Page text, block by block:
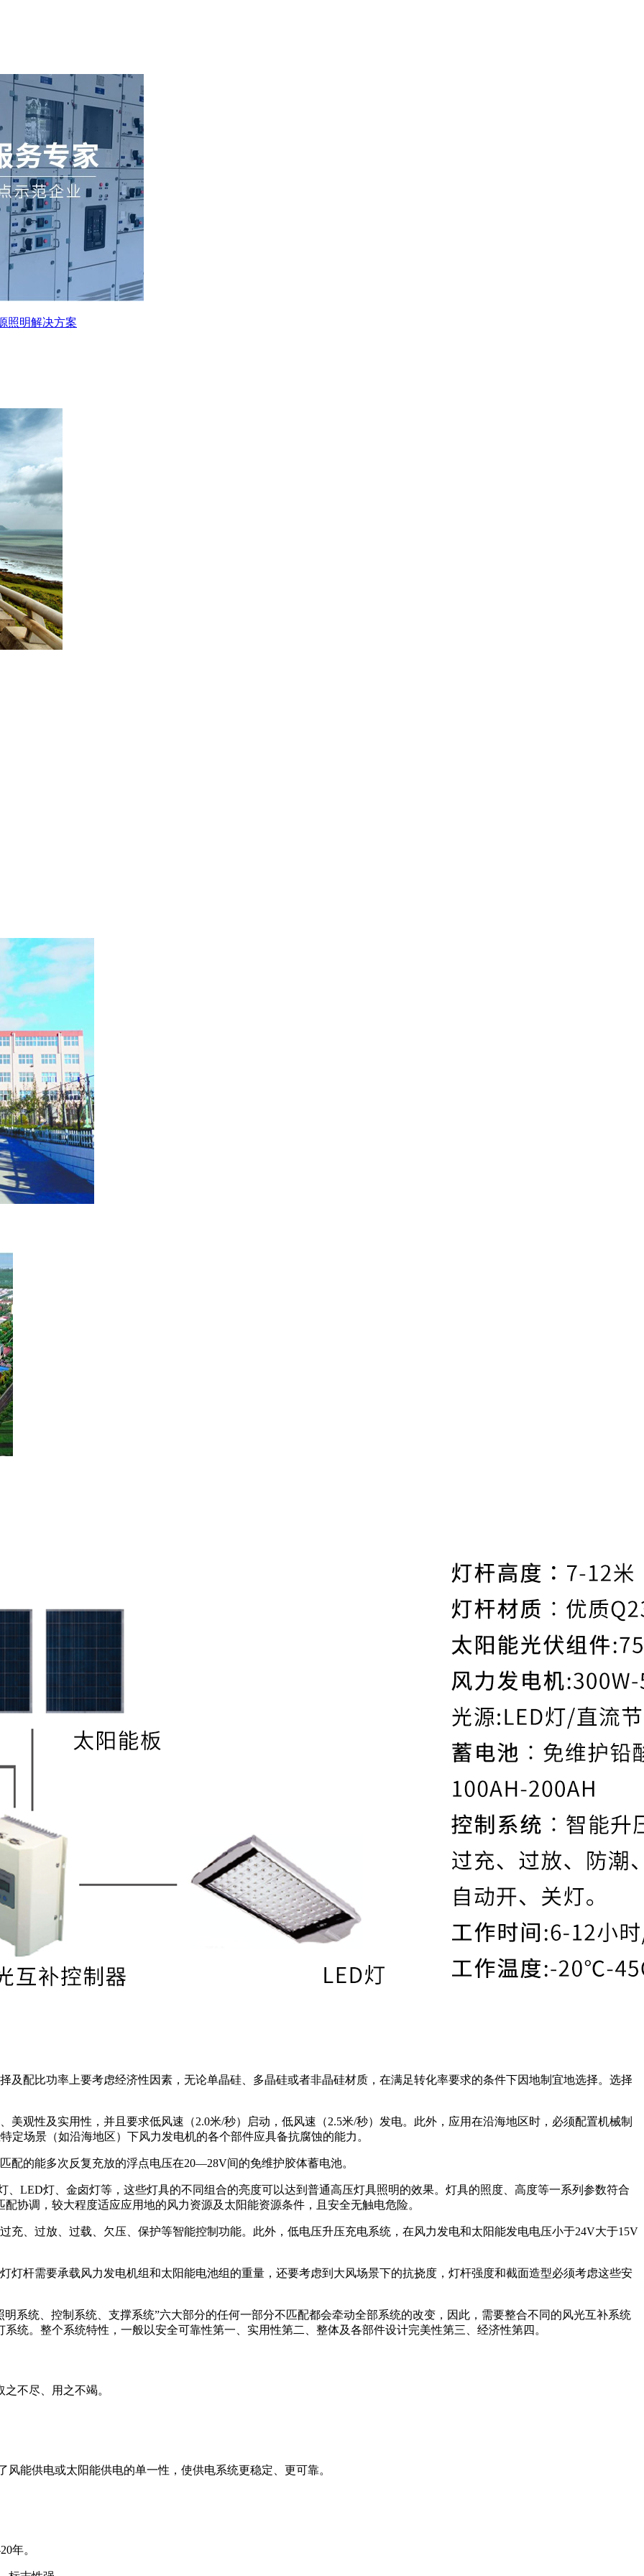
照明解决方案
及配比功率上要考虑经济性因素，无论单晶硅、多晶硅或者非晶硅材质，在满足转化率要求的条件下因地制宜地选择。选择
观性及实用性，并且要求低风速（2.0米/秒）启动，低风速（2.5米/秒）发电。此外，应用在沿海地区时，必须配置机械制
定场景（如沿海地区）下风力发电机的各个部件应具备抗腐蚀的能力。
配的能多次反复充放的浮点电压在20—28V间的免维护胶体蓄电池。
LED灯、金卤灯等，这些灯具的不同组合的亮度可以达到普通高压灯具照明的效果。灯具的照度、高度等一系列参数符合
协调，较大程度适应应用地的风力资源及太阳能资源条件，且安全无触电危险。
充、过放、过载、欠压、保护等智能控制功能。此外，低电压升压充电系统，在风力发电和太阳能发电电压小于24V大于15V
灯杆需要承载风力发电机组和太阳能电池组的重量，还要考虑到大风场景下的抗挠度，灯杆强度和截面造型必须考虑这些安
系统、控制系统、支撑系统”六大部分的任何一部分不匹配都会牵动全部系统的改变，因此，需要整合不同的风光互补系统
统。整个系统特性，一般以安全可靠性第一、实用性第二、整体及各部件设计完美性第三、经济性第四。
不尽、用之不竭。
能供电或太阳能供电的单一性，使供电系统更稳定、更可靠。
年。